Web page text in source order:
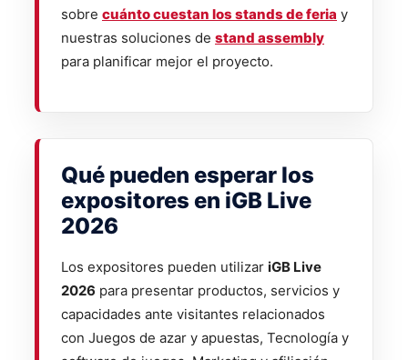
sobre cuánto cuestan los stands de feria y
nuestras soluciones de stand assembly
para planificar mejor el proyecto.
Qué pueden esperar los
expositores en iGB Live
2026
Los expositores pueden utilizar iGB Live
2026 para presentar productos, servicios y
capacidades ante visitantes relacionados
con Juegos de azar y apuestas, Tecnología y